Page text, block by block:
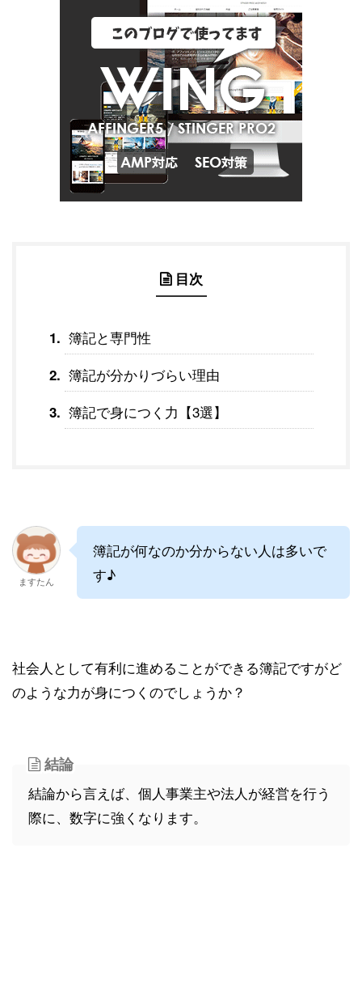
目次
簿記と専門性
簿記が分かりづらい理由
簿記で身につく力【3選】
ますたん
簿記が何なのか分からない人は多いで
す♪
社会人として有利に進めることができる簿記ですがど
のような力が身につくのでしょうか？
結論
結論から言えば、個人事業主や法人が経営を行う
際に、数字に強くなります。